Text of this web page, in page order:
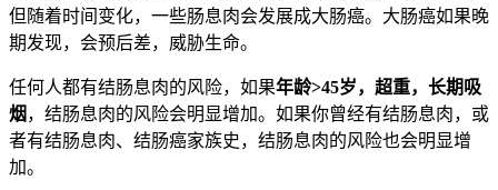
但随着时间变化，一些肠息肉会发展成大肠癌。大肠癌如果晚
期发现，会预后差，威胁生命。
任何人都有结肠息肉的风险，如果年龄>45岁，超重，长期吸
烟 ，结肠息肉的风险会明显增加。如果你曾经有结肠息肉，或
者有结肠息肉、结肠癌家族史，结肠息肉的风险也会明显增
加。